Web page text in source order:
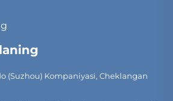
(Suzhou) Kompaniyasi, Cheklangan